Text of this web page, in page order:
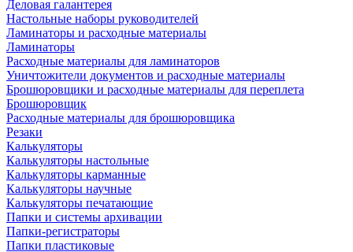
Деловая галантерея
Настольные наборы руководителей
Ламинаторы и расходные материалы
Ламинаторы
Расходные материалы для ламинаторов
Уничтожители документов и расходные материалы
Брошюровщики и расходные материалы для переплета
Брошюровщик
Расходные материалы для брошюровщика
Резаки
Калькуляторы
Калькуляторы настольные
Калькуляторы карманные
Калькуляторы научные
Калькуляторы печатающие
Папки и системы архивации
Папки-регистраторы
Папки пластиковые